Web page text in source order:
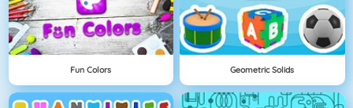
Fun Colors Geometric Solids